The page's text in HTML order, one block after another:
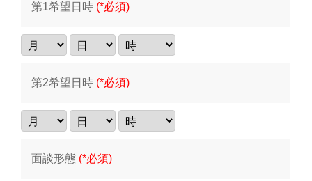
第1希望日時 (*必須)
第2希望日時 (*必須)
面談形態 (*必須)